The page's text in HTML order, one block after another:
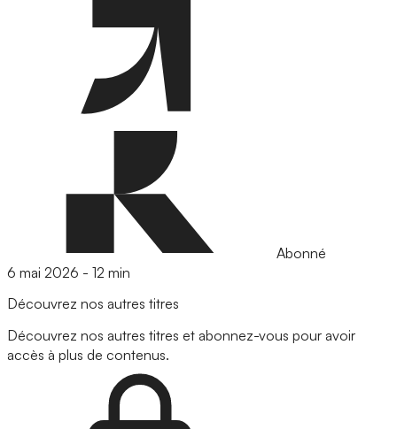
Abonné
6 mai 2026 - 12 min
Découvrez nos autres titres
Découvrez nos autres titres et abonnez-vous pour avoir
accès à plus de contenus.